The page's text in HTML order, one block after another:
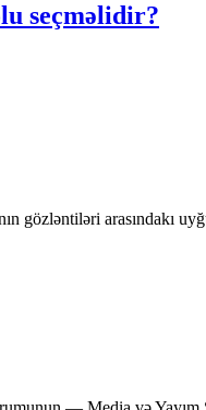
seçməlidir?
gözləntiləri arasındakı